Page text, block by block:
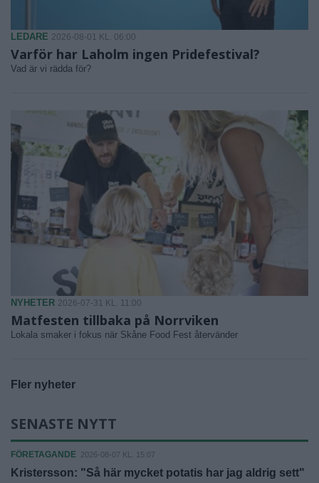
LEDARE 2026-08-01 KL. 06:00
Varför har Laholm ingen Pridefestival?
Vad är vi rädda för?
NYHETER 2026-07-31 KL. 11:00
Matfesten tillbaka på Norrviken
Lokala smaker i fokus när Skåne Food Fest återvänder
Fler nyheter
SENASTE NYTT
FÖRETAGANDE 2026-08-07 KL. 15:07
Kristersson: "Så här mycket potatis har jag aldrig sett"